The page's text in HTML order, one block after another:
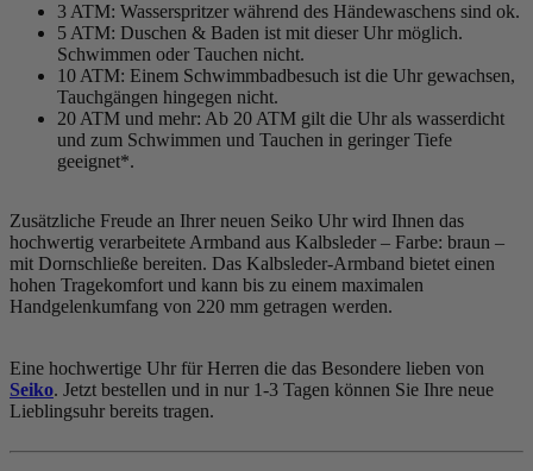
3 ATM: Wasserspritzer während des Händewaschens sind ok.
5 ATM: Duschen & Baden ist mit dieser Uhr möglich.
Schwimmen oder Tauchen nicht.
10 ATM: Einem Schwimmbadbesuch ist die Uhr gewachsen,
Tauchgängen hingegen nicht.
20 ATM und mehr: Ab 20 ATM gilt die Uhr als wasserdicht
und zum Schwimmen und Tauchen in geringer Tiefe
geeignet*.
Zusätzliche Freude an Ihrer neuen Seiko Uhr wird Ihnen das
hochwertig verarbeitete Armband aus Kalbsleder – Farbe: braun –
mit Dornschließe bereiten. Das Kalbsleder-Armband bietet einen
hohen Tragekomfort und kann bis zu einem maximalen
Handgelenkumfang von 220 mm getragen werden.
Eine hochwertige Uhr für Herren die das Besondere lieben von
Seiko. Jetzt bestellen und in nur 1-3 Tagen können Sie Ihre neue
Lieblingsuhr bereits tragen.